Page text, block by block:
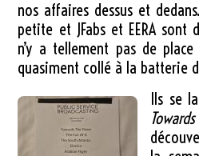
nos affaires dessus et
petite et JFabs et EERA
n’y a tellement pas de
quasiment collé à la batterie
Ils se